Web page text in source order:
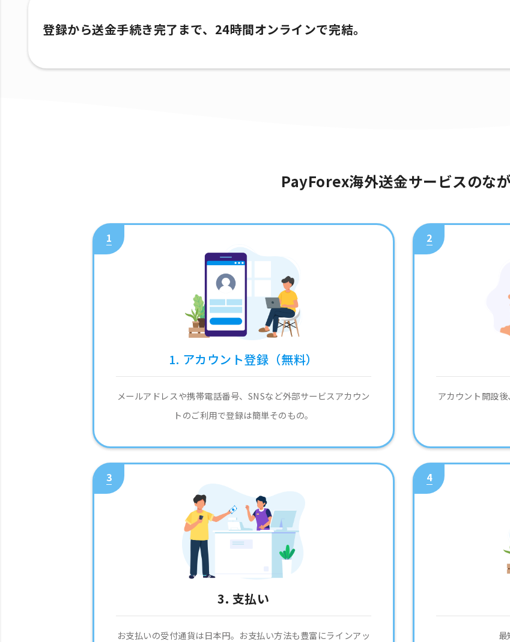
登録から送金手続き完了まで、24時間オンラインで完結。
PayForex海外送金サービスのな
1
1. アカウント登録（無料）
メールアドレスや携帯電話番号、SNSなど外部サービスアカウン
トのご利用で登録は簡単そのもの。
2
アカウント開設
3
3. 支払い
お支払いの受付通貨は日本円。お支払い方法も豊富にラインアッ
4
最